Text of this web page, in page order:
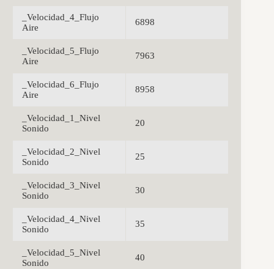
_Velocidad_4_Flujo
Aire
6898
_Velocidad_5_Flujo
Aire
7963
_Velocidad_6_Flujo
Aire
8958
_Velocidad_1_Nivel
Sonido
20
_Velocidad_2_Nivel
Sonido
25
_Velocidad_3_Nivel
Sonido
30
_Velocidad_4_Nivel
Sonido
35
_Velocidad_5_Nivel
Sonido
40